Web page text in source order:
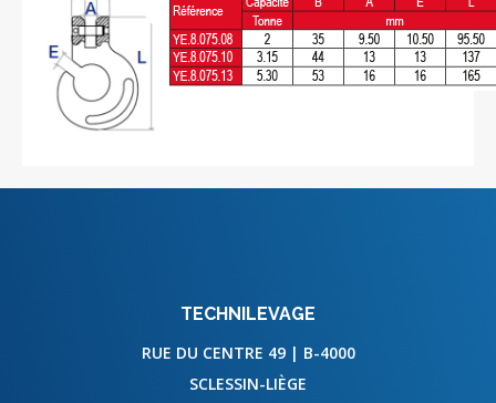
TECHNILEVAGE
RUE DU CENTRE 49 | B-4000
SCLESSIN-LIÈGE